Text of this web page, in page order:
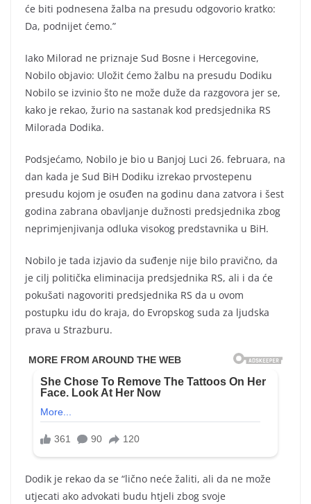
će biti podnesena žalba na presudu odgovorio kratko:
Da, podnijet ćemo.”
Iako Milorad ne priznaje Sud Bosne i Hercegovine,
Nobilo objavio: Uložit ćemo žalbu na presudu Dodiku
Nobilo se izvinio što ne može duže da razgovora jer se,
kako je rekao, žurio na sastanak kod predsjednika RS
Milorada Dodika.
Podsjećamo, Nobilo je bio u Banjoj Luci 26. februara, na
dan kada je Sud BiH Dodiku izrekao prvostepenu
presudu kojom je osuđen na godinu dana zatvora i šest
godina zabrana obavljanje dužnosti predsjednika zbog
neprimjenjivanja odluka visokog predstavnika u BiH.
Nobilo je tada izjavio da suđenje nije bilo pravično, da
je cilj politička eliminacija predsjednika RS, ali i da će
pokušati nagovoriti predsjednika RS da u ovom
postupku idu do kraja, do Evropskog suda za ljudska
prava u Strazburu.
Dodik je rekao da se “lično neće žaliti, ali da ne može
utjecati ako advokati budu htjeli zbog svoje